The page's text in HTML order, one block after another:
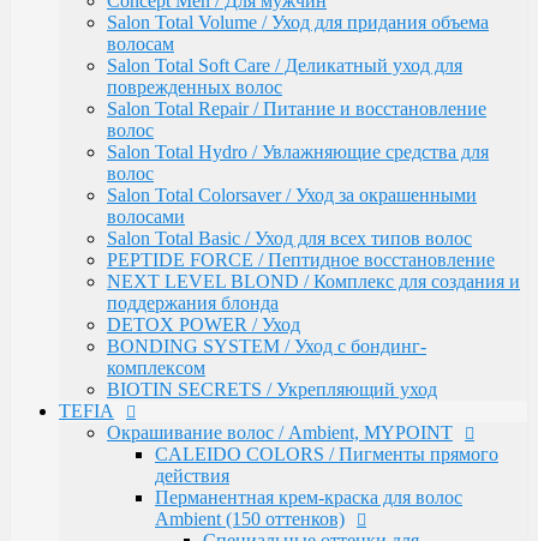
DETOX POWER / Уход
BONDING SYSTEM / Уход с бондинг-комплексом
BIOTIN SECRETS / Укрепляющий уход
TEFIA
Окрашивание волос / Ambient, MYPOINT
CALEIDO COLORS / Пигменты прямого
действия
Перманентная крем-краска для волос
Ambient (150 оттенков)
Специальные оттенки для блондинок
Специальные оттенки для седых волос
Корректоры AMBIENT
Основные оттенки AMBIENT
Средства для обесцвечивания волос /
Ambient
Крем-окислитель / Ambient
Перманентная крем-краска для волос /
MYPOINT (104 оттенка)
Корректоры
Специальные оттенки для седых волос
- SPECIAL GREY
Специальные оттенки - SPECIAL
BLONDES
Основные (модные) оттенки
MYPOINT
Salon Total Volume / Уход для придания объема
волосам
Salon Total Soft Care / Деликатный уход для
поврежденных волос
Salon Total Repair / Питание и восстановление
волос
Salon Total Hydro / Увлажняющие средства для
волос
Salon Total Colorsaver / Уход за окрашенными
волосами
Salon Total Basic / Уход для всех типов волос
PEPTIDE FORCE / Пептидное восстановление
NEXT LEVEL BLOND / Комплекс для создания и
поддержания блонда
DETOX POWER / Уход
BONDING SYSTEM / Уход с бондинг-
комплексом
BIOTIN SECRETS / Укрепляющий уход
TEFIA
Окрашивание волос / Ambient, MYPOINT
CALEIDO COLORS / Пигменты прямого
действия
Перманентная крем-краска для волос
Ambient (150 оттенков)